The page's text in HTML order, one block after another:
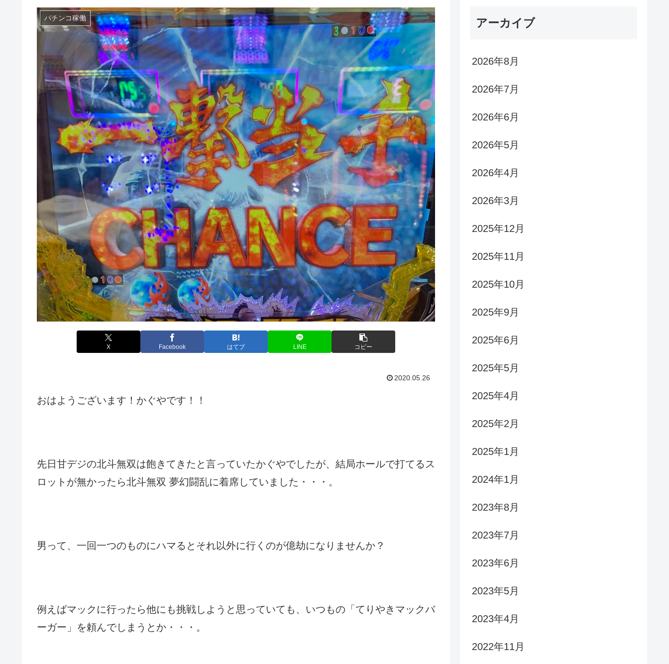
パチンコ稼働
X Facebook はてブ LINE コピー
2020.05.26
おはようございます！かぐやです！！
先日甘デジの北斗無双は飽きてきたと言っていたかぐやでしたが、結局ホールで打てるス
ロットが無かったら北斗無双 夢幻闘乱に着席していました・・・。
男って、一回一つのものにハマるとそれ以外に行くのが億劫になりませんか？
例えばマックに行ったら他にも挑戦しようと思っていても、いつもの「てりやきマックバ
ーガー」を頼んでしまうとか・・・。
アーカイブ
2026年8月
2026年7月
2026年6月
2026年5月
2026年4月
2026年3月
2025年12月
2025年11月
2025年10月
2025年9月
2025年6月
2025年5月
2025年4月
2025年2月
2025年1月
2024年1月
2023年8月
2023年7月
2023年6月
2023年5月
2023年4月
2022年11月